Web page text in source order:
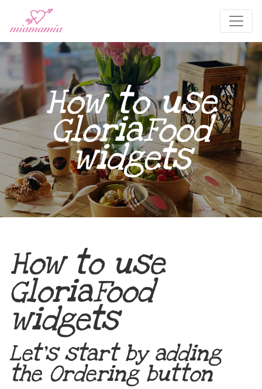
How to use
GloriaFood
widgets
How to use
GloriaFood
widgets
Let’s start by adding
the Ordering button